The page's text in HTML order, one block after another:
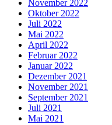
November 2022
Oktober 2022
Juli 2022
Mai 2022
April 2022
Februar 2022
Januar 2022
Dezember 2021
November 2021
September 2021
Juli 2021
Mai 2021